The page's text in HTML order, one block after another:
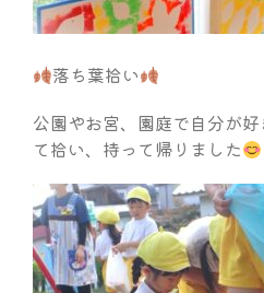
落ち葉拾い
公園やお宮、園庭で自分が
て拾い、持って帰りました